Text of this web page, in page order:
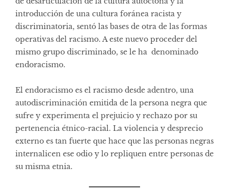
introducción de una cultura foránea racista y
discriminatoria, sentó las bases de otra de las formas
operativas del racismo. A este nuevo proceder del
mismo grupo discriminado, se le ha denominado
endoracismo.
El endoracismo es el racismo desde adentro, una
autodiscriminación emitida de la persona negra que
sufre y experimenta el prejuicio y rechazo por su
pertenencia étnico-racial. La violencia y desprecio
externo es tan fuerte que hace que las personas negras
internalicen ese odio y lo repliquen entre personas de
su misma etnia.